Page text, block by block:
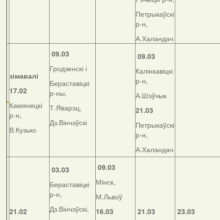
Петрыкаўскі
р-н,
А.Халандач
зімавалі
17.02
Камянецкі
р-н,
В.Кузько
09.03
Гродзенскі і
Бераставіцкі
р-ны,
Т.Яварэц,
Дз.Вінчэўскі
09.03
Калінкавіцкі
р-н,
А.Шэўчык
21.03
Петрыкаўскі
р-н,
А.Халандач
21.02
03.03
Бераставіцкі
р-н,
Дз.Вінчэўскі,
09.03
Мінск,
М.Львоў
16.03
21.03 23.03